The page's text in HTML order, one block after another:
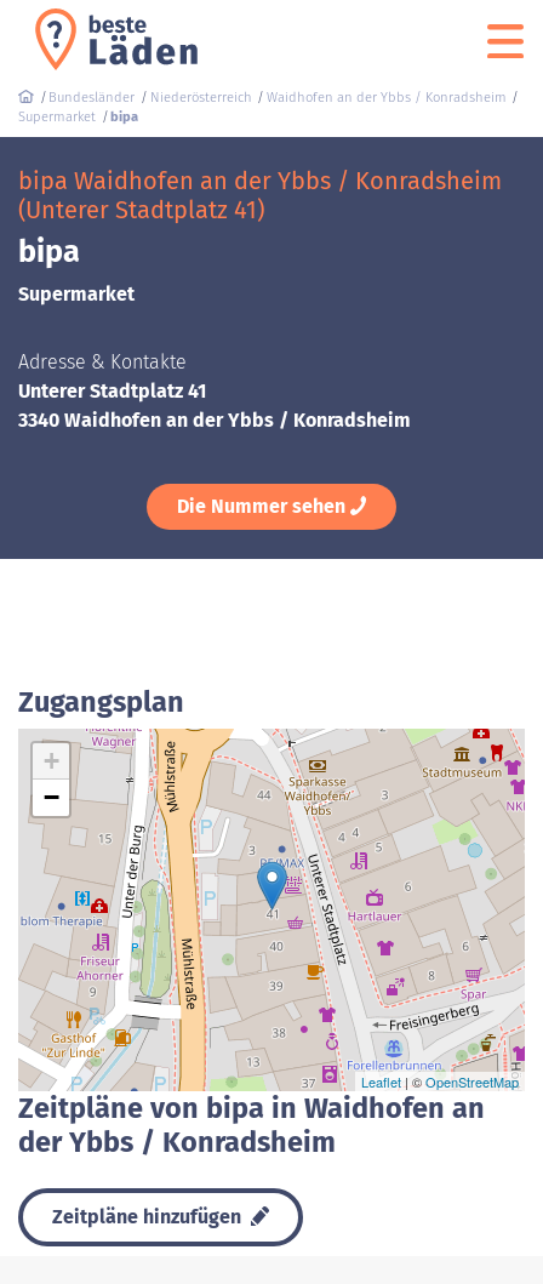
Bundesländer Niederösterreich
Waidhofen an der Ybbs / Konradsheim
Supermarket
bipa
bipa Waidhofen an der Ybbs / Konradsheim
(Unterer Stadtplatz 41)
bipa
Supermarket
Adresse & Kontakte
Unterer Stadtplatz 41
3340 Waidhofen an der Ybbs / Konradsheim
Die Nummer sehen
Zugangsplan
+
−
Leaflet | ©OpenStreetMap
Zeitpläne von bipa in Waidhofen an
der Ybbs / Konradsheim
Zeitpläne hinzufügen